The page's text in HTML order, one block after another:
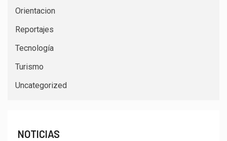
Orientacion
Reportajes
Tecnología
Turismo
Uncategorized
NOTICIAS